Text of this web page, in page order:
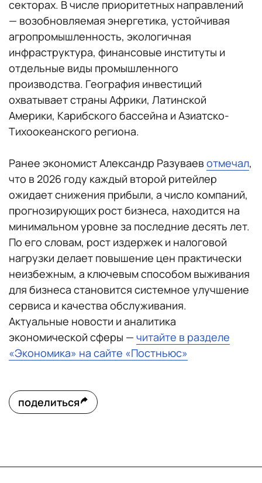
секторах. В числе приоритетных направлений
— возобновляемая энергетика, устойчивая
агропромышленность, экологичная
инфраструктура, финансовые институты и
отдельные виды промышленного
производства. География инвестиций
охватывает страны Африки, Латинской
Америки, Карибского бассейна и Азиатско-
Тихоокеанского региона.
Ранее экономист Александр Разуваев отмечал,
что в 2026 году каждый второй ритейлер
ожидает снижения прибыли, а число компаний,
прогнозирующих рост бизнеса, находится на
минимальном уровне за последние десять лет.
По его словам, рост издержек и налоговой
нагрузки делает повышение цен практически
неизбежным, а ключевым способом выживания
для бизнеса становится системное улучшение
сервиса и качества обслуживания.
Актуальные новости и аналитика
экономической сферы — читайте в разделе
«Экономика» на сайте «Постньюс»
поделиться